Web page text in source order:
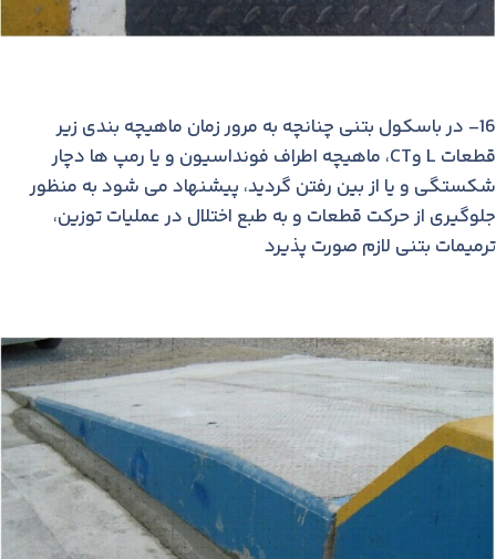
16- در باسکول بتنی چنانچه به مرور زمان ماهیچه بندی زیر
قطعات L وCT، ماهیچه اطراف فونداسیون و یا رمپ ها دچار
شكستگی و یا از بین رفتن گردید، پیشنهاد می شود به منظور
جلوگیری از حركت قطعات و به طبع اختلال در عملیات توزین،
ترمیمات بتنی لازم صورت پذیرد